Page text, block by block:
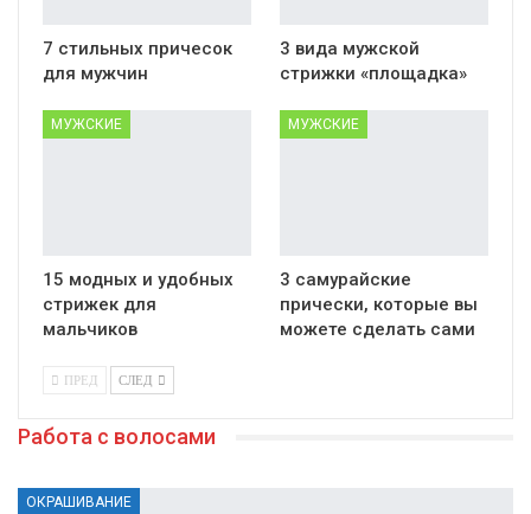
7 стильных причесок
для мужчин
3 вида мужской
стрижки «площадка»
МУЖСКИЕ
15 модных и удобных
стрижек для
мальчиков
МУЖСКИЕ
3 самурайские
прически, которые вы
можете сделать сами
ПРЕД СЛЕД
Работа с волосами
ОКРАШИВАНИЕ